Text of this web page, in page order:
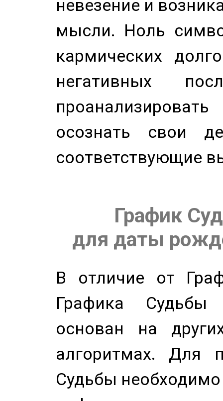
невезение и
мысли. Ноль
кармических
негативных
осознать свои
соответствующие
График
для даты
В отличие от
Графика
основан на
алгоритмах. Для
Судьбы